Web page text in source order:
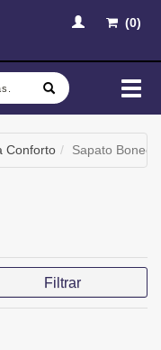
(0)
Conforto Sapato Boneca
Filtrar